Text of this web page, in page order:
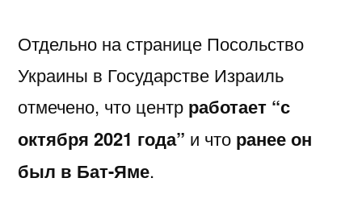
Отдельно на странице Посольство
Украины в Государстве Израиль
отмечено, что центр работает “с
октября 2021 года” и что ранее он
был в Бат-Яме.